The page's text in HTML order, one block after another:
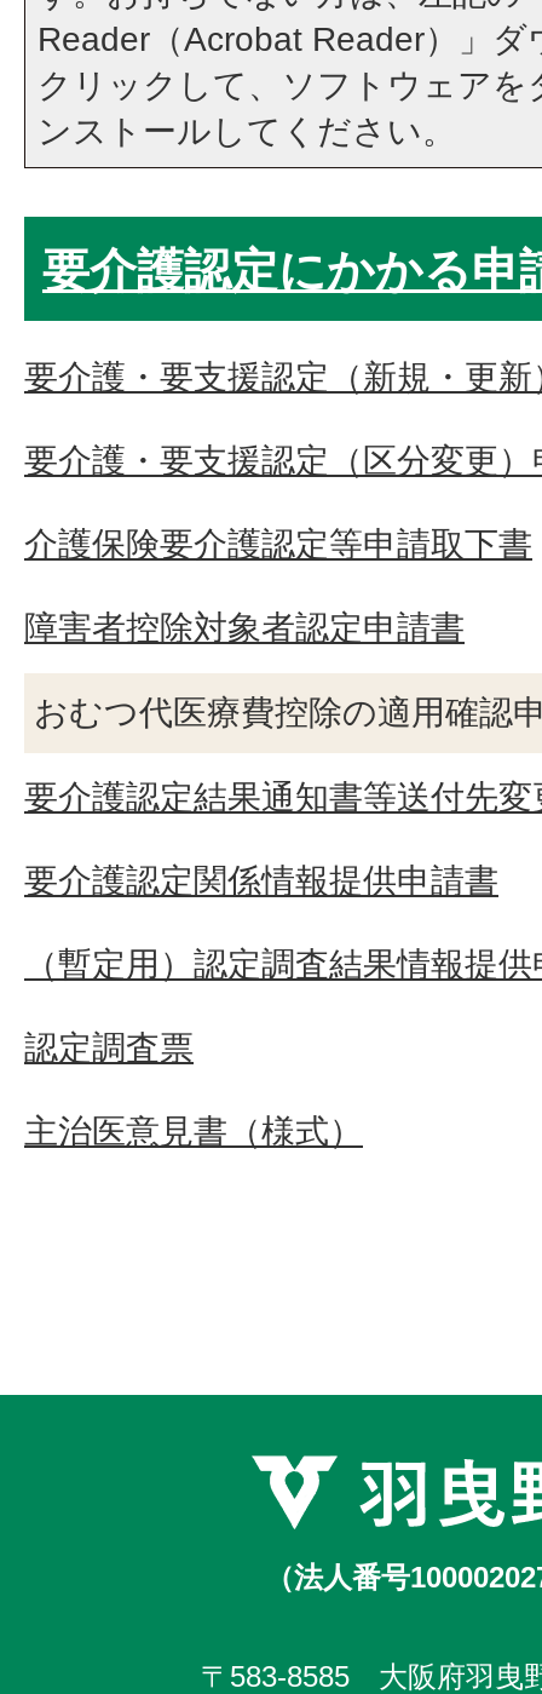
Reader（Acrobat Reader）」
クリックして、ソフトウェア
ンストールしてください。
要介護認定にかかる申
要介護・要支援認定（新規・更新
要介護・要支援認定（区分変更）
介護保険要介護認定等申請取下書
障害者控除対象者認定申請書
おむつ代医療費控除の適用確認
要介護認定結果通知書等送付先変
要介護認定関係情報提供申請書
（暫定用）認定調査結果情報提
認定調査票
主治医意見書（様式）
（法人番号
〒583-8585 大阪府羽曳